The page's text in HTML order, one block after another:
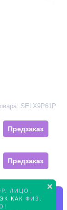
×
ЛИЦО
КАК ФИЗ.
!
SELX9P61P
Предзаказ
Предзаказ
Предзаказ